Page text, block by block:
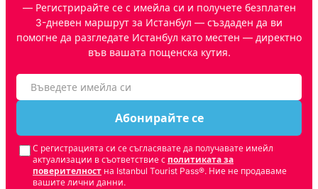
— Регистрирайте се с имейла си и получете безплатен
3-дневен маршрут за Истанбул — създаден да ви
помогне да разгледате Истанбул като местен — директно
във вашата пощенска кутия.
Абонирайте се
С регистрацията си се съгласявате да получавате имейл
актуализации в съответствие с политиката за
поверителност на Istanbul Tourist Pass®. Ние не продаваме
вашите лични данни.